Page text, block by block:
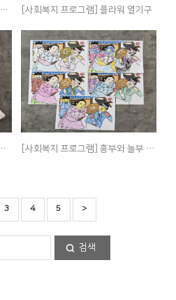
[사회복지 프로그램] 플라워 열기구
[사회복지 프로그램] 흥부와 놀부 색칠하기
3 4 5 >
검색